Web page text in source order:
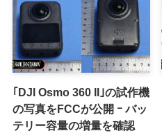
｢DJI Osmo 360 II｣の試作機
の写真をFCCが公開 ｰ バッ
テリー容量の増量を確認